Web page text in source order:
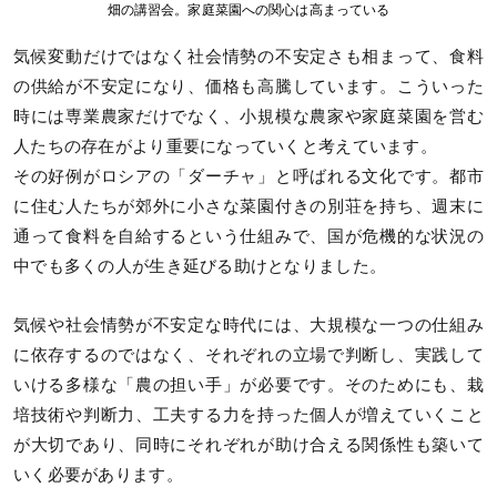
畑の講習会。家庭菜園への関心は高まっている
気候変動だけではなく社会情勢の不安定さも相まって、食料
の供給が不安定になり、価格も高騰しています。こういった
時には専業農家だけでなく、小規模な農家や家庭菜園を営む
人たちの存在がより重要になっていくと考えています。
その好例がロシアの「ダーチャ」と呼ばれる文化です。都市
に住む人たちが郊外に小さな菜園付きの別荘を持ち、週末に
通って食料を自給するという仕組みで、国が危機的な状況の
中でも多くの人が生き延びる助けとなりました。
気候や社会情勢が不安定な時代には、大規模な一つの仕組み
に依存するのではなく、それぞれの立場で判断し、実践して
いける多様な「農の担い手」が必要です。そのためにも、栽
培技術や判断力、工夫する力を持った個人が増えていくこと
が大切であり、同時にそれぞれが助け合える関係性も築いて
いく必要があります。